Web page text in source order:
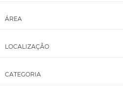
ÁREA
LOCALIZAÇÃO
CATEGORIA